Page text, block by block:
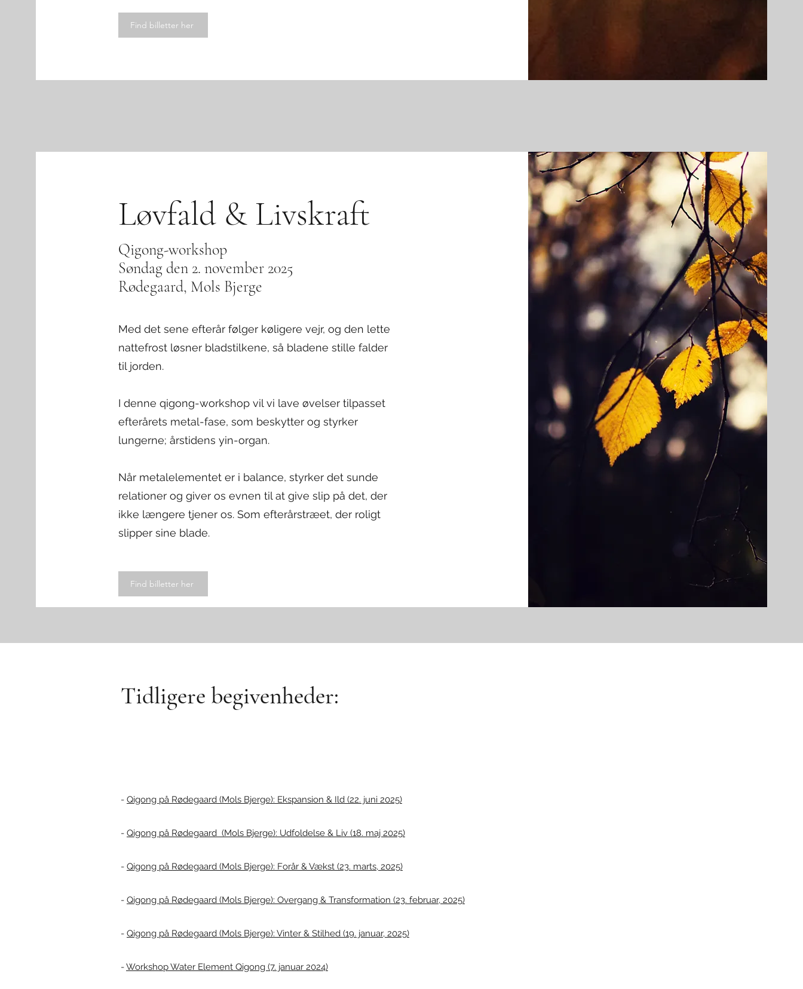
Find billetter her
Løvfald & Livskraft
Qigong-workshop
Søndag den 2. november 2025
Rødegaard, Mols Bjerge
Med det sene efterår følger køligere vejr, og den lette
nattefrost løsner bladstilkene, så bladene stille falder
til jorden.
I denne qigong-workshop vil vi lave øvelser tilpasset
efterårets metal-fase, som beskytter og styrker
lungerne; årstidens yin-organ.
Når metalelementet er i balance, styrker det sunde
relationer og giver os evnen til at give slip på det, der
ikke længere tjener os. Som efterårstræet, der roligt
slipper sine blade.
Find billetter her
Tidligere begivenheder:
- Qigong på Rødegaard (Mols Bjerge): Ekspansion & Ild (22. juni 2025)
- Qigong på Rødegaard (Mols Bjerge): Udfoldelse & Liv (18. maj 2025)
- Qigong på Rødegaard (Mols Bjerge): Forår & Vækst (23. marts, 2025)
- Qigong på Rødegaard (Mols Bjerge): Overgang & Transformation (23. februar, 2025)
- Qigong på Rødegaard (Mols Bjerge): Vinter & Stilhed (19. januar, 2025)
-Workshop Water Element Qigong (7. januar 2024)